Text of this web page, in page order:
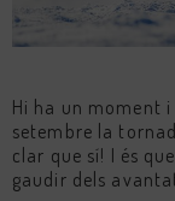
Hi ha un moment
setembre la
clar que sí! I és
gaudir dels